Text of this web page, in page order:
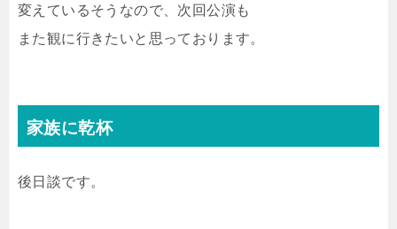
変えているそうなので、次回公演も
また観に行きたいと思っております。
家族に乾杯
後日談です。